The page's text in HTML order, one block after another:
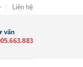
Liên hệ
vấn